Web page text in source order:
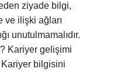
ziyade bilgi,
ve ilişki ağları
unutulmamalıdır.
Kariyer gelişimi
Kariyer bilgisini